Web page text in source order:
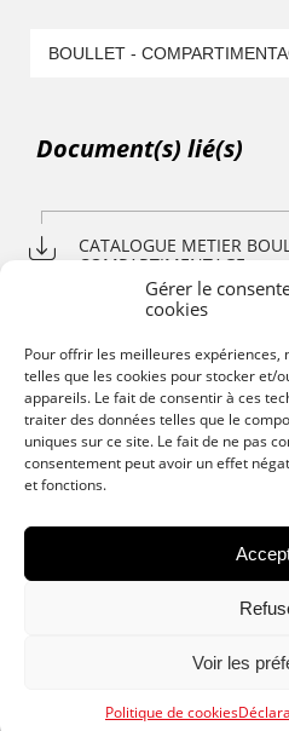
Gérer le
cookies
Pour offrir les meilleures expériences,
telles que les cookies pour stocker et/
appareils. Le fait de consentir à ces
traiter des données telles que le
uniques sur ce site. Le fait de ne pas
consentement peut avoir un effet
et fonctions.
Voir les
Politique de cookies
BOULLET -
Document(s) lié(s)
CATALOGUE METIER
COMPARTIMENTAGE
Partager :